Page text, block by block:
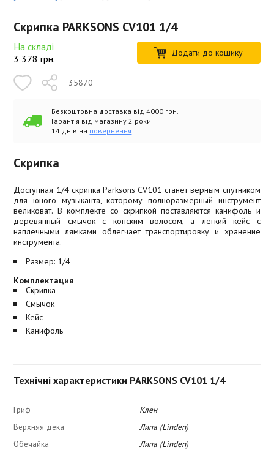
Скрипка PARKSONS CV101 1/4
На складі
3 378 грн. Додати до кошику
35870
Безкоштовна доставка від 4000 грн.
Гарантія від магазину 2 роки
14 днів на повернення
Скрипка
Доступная 1/4 скрипка Parksons CV101 станет верным спутником
для юного музыканта, которому полноразмерный инструмент
великоват. В комплекте со скрипкой поставляются канифоль и
деревянный смычок с конским волосом, а легкий кейс с
наплечными лямками облегчает транспортировку и хранение
инструмента.
Размер: 1/4
Комплектация
Скрипка
Смычок
Кейс
Канифоль
Технічні характеристики PARKSONS CV101 1/4
Гриф
Клен
Верхняя дека
Липа (Linden)
Обечайка
Липа (Linden)